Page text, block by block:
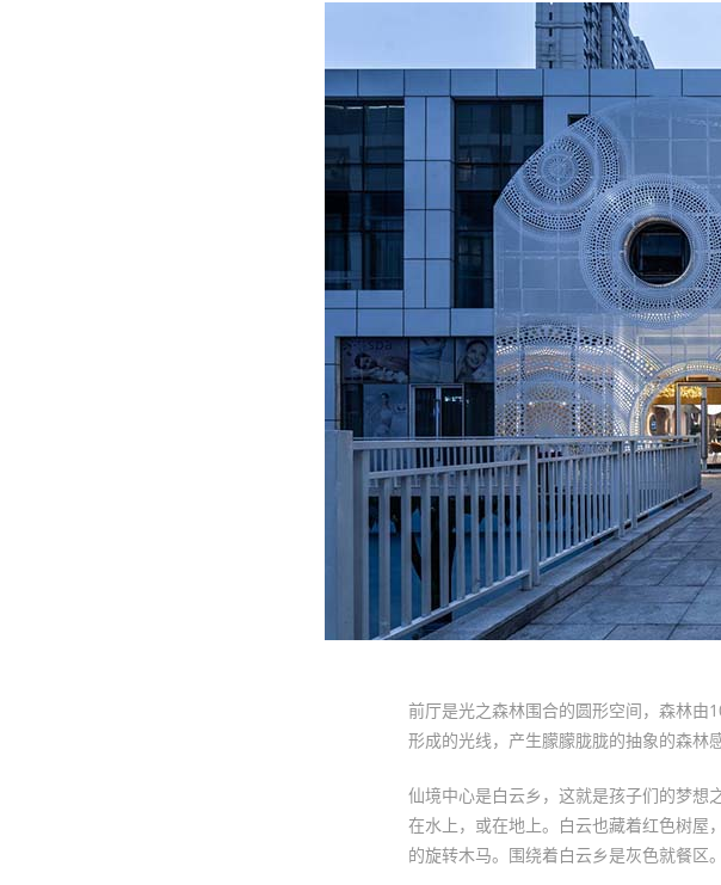
前厅是光之森林围合的圆形空间，森林由
形成的光线，产生朦朦胧胧的抽象的森林
仙境中心是白云乡，这就是孩子们的梦想
在水上，或在地上。白云也藏着红色树屋
的旋转木马。围绕着白云乡是灰色就餐区。